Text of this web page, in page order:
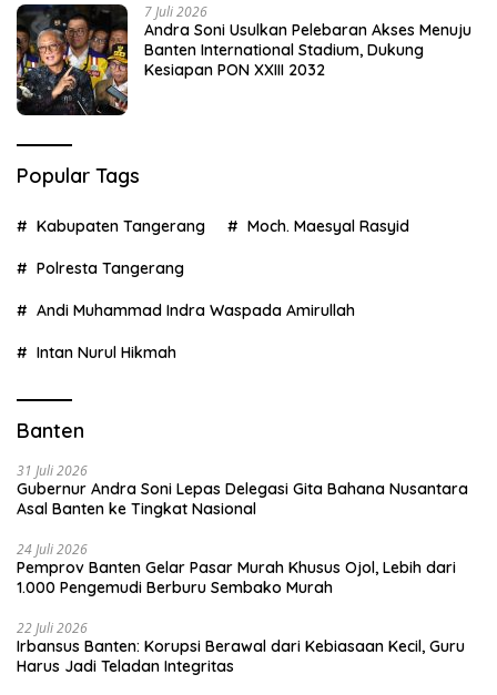
7 Juli 2026
Andra Soni Usulkan Pelebaran Akses Menuju
Banten International Stadium, Dukung
Kesiapan PON XXIII 2032
Popular Tags
Kabupaten Tangerang Moch. Maesyal Rasyid
Polresta Tangerang
Andi Muhammad Indra Waspada Amirullah
Intan Nurul Hikmah
Banten
31 Juli 2026
Gubernur Andra Soni Lepas Delegasi Gita Bahana Nusantara
Asal Banten ke Tingkat Nasional
24 Juli 2026
Pemprov Banten Gelar Pasar Murah Khusus Ojol, Lebih dari
1.000 Pengemudi Berburu Sembako Murah
22 Juli 2026
Irbansus Banten: Korupsi Berawal dari Kebiasaan Kecil, Guru
Harus Jadi Teladan Integritas